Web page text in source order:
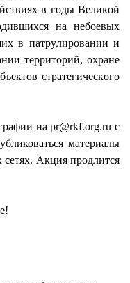
в годы Великой
на небоевых
в патрулировании и
территорий, охране
стратегического
наpr@rkf.org.ru с
материалы
Акция продлится